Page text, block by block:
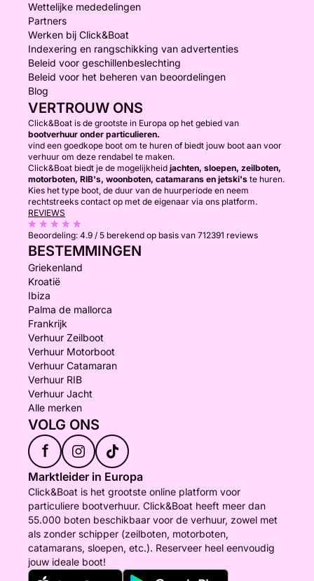
Wettelijke mededelingen
Partners
Werken bij Click&Boat
Indexering en rangschikking van advertenties
Beleid voor geschillenbeslechting
Beleid voor het beheren van beoordelingen
Blog
VERTROUW ONS
Click&Boat is de grootste in Europa op het gebied van
bootverhuur onder particulieren.
vind een goedkope boot om te huren of biedt jouw boot aan voor
verhuur om deze rendabel te maken.
Click&Boat biedt je de mogelijkheid jachten, sloepen, zeilboten,
motorboten, RIB's, woonboten, catamarans en jetski's te huren.
Kies het type boot, de duur van de huurperiode en neem
rechtstreeks contact op met de eigenaar via ons platform.
REVIEWS
Beoordeling: 4.9 / 5 berekend op basis van 712391 reviews
BESTEMMINGEN
Griekenland
Kroatië
Ibiza
Palma de mallorca
Frankrijk
Verhuur Zeilboot
Verhuur Motorboot
Verhuur Catamaran
Verhuur RIB
Verhuur Jacht
Alle merken
VOLG ONS
f
Marktleider in Europa
Click&Boat is het grootste online platform voor
particuliere bootverhuur. Click&Boat heeft meer dan
55.000 boten beschikbaar voor de verhuur, zowel met
als zonder schipper (zeilboten, motorboten,
catamarans, sloepen, etc.). Reserveer heel eenvoudig
jouw ideale boot!